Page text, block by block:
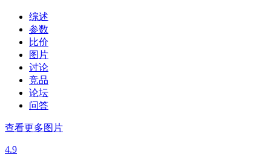
综述
参数
比价
图片
讨论
竞品
论坛
问答
查看更多图片
4.9